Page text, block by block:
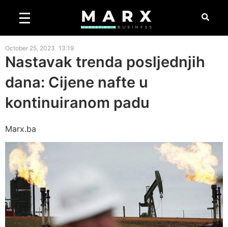
October 25, 2023 13:19
Nastavak trenda posljednjih
dana: Cijene nafte u
kontinuiranom padu
Marx.ba